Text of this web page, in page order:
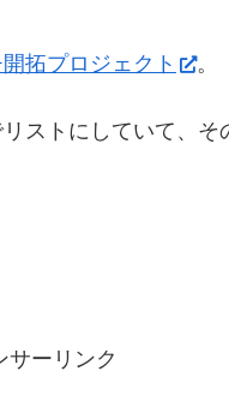
拓プロジェクト 。
トにしていて、そ
サーリンク